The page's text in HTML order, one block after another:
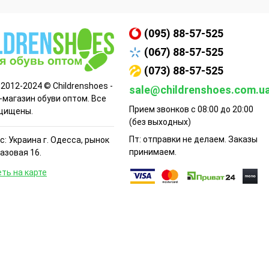
2024 © Childrenshoes -
обуви оптом. Все
Украина г. Одесса, рынок
16.
на карте
(095) 88-57-525
(067) 88-57-525
(073) 88-57-525
Прием звонков с 08:00 до 20:00
(без выходных)
Пт: отправки не делаем. Заказы
принимаем.